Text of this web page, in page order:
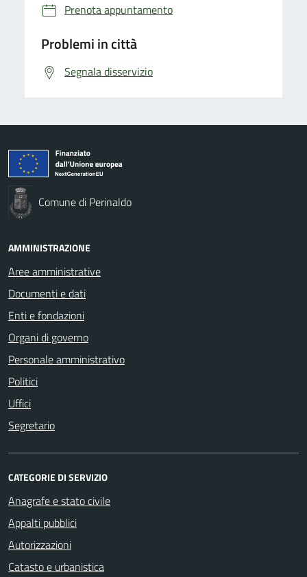
Prenota appuntamento
Problemi in città
Segnala disservizio
Comune di Perinaldo
AMMINISTRAZIONE
Aree amministrative
Documenti e dati
Enti e fondazioni
Organi di governo
Personale amministrativo
Politici
Uffici
Segretario
CATEGORIE DI SERVIZIO
Anagrafe e stato civile
Appalti pubblici
Autorizzazioni
Catasto e urbanistica